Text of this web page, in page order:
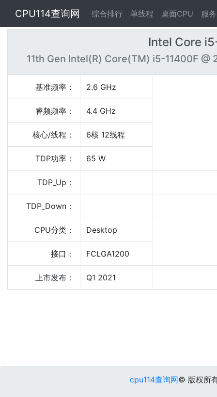
CPU114查询网 综合排行 单线程 桌面CPU 服
Intel Core
11th Gen Intel(R) Core(TM) i5-11400F @
基准频率： 2.6 GHz
睿频频率： 4.4 GHz
核心/线程： 6核 12线程
TDP功率： 65 W
TDP_Up：
TDP_Down：
CPU分类： Desktop
接口： FCLGA1200
上市发布： Q1 2021
cpu114查询网© 版权所